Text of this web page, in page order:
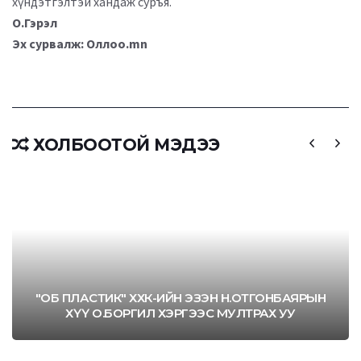
О.Гэрэл
Эх сурвалж: Оллоо.mn
ХОЛБООТОЙ МЭДЭЭ
"ОБ ПЛАСТИК" ХХК-ИЙН ЭЗЭН Н.ОТГОНБАЯРЫН
ХҮҮ О.БОРГИЛ ХЭРГЭЭС МУЛТРАХ УУ